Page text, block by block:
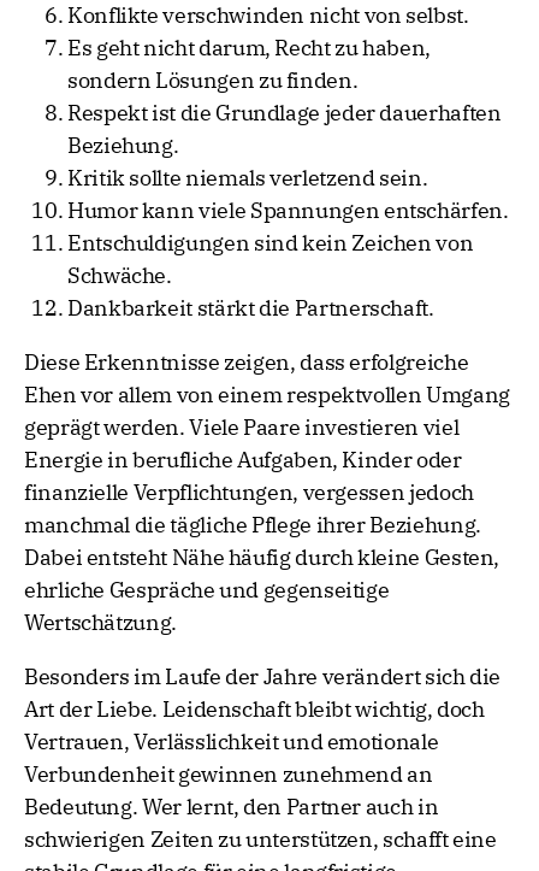
Konflikte verschwinden nicht von selbst.
Es geht nicht darum, Recht zu haben,
sondern Lösungen zu finden.
Respekt ist die Grundlage jeder dauerhaften
Beziehung.
Kritik sollte niemals verletzend sein.
Humor kann viele Spannungen entschärfen.
Entschuldigungen sind kein Zeichen von
Schwäche.
Dankbarkeit stärkt die Partnerschaft.
Diese Erkenntnisse zeigen, dass erfolgreiche
Ehen vor allem von einem respektvollen Umgang
geprägt werden. Viele Paare investieren viel
Energie in berufliche Aufgaben, Kinder oder
finanzielle Verpflichtungen, vergessen jedoch
manchmal die tägliche Pflege ihrer Beziehung.
Dabei entsteht Nähe häufig durch kleine Gesten,
ehrliche Gespräche und gegenseitige
Wertschätzung.
Besonders im Laufe der Jahre verändert sich die
Art der Liebe. Leidenschaft bleibt wichtig, doch
Vertrauen, Verlässlichkeit und emotionale
Verbundenheit gewinnen zunehmend an
Bedeutung. Wer lernt, den Partner auch in
schwierigen Zeiten zu unterstützen, schafft eine